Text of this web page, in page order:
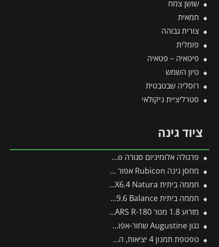
שושן צמח
חמאית
צורית גבוהה
פומלית
פיטאיה – פטאיה
טיון השמש
רוסליה שבטבטית
סטרליציית ניקולאי
ציוד גינה
פרגולה אלומיניום סגורה SanRemo לבנה 3X5.6 קירוי לבן מבית Canopia
מחסן גינה Rubicon אפור כהה 1.9X3 מבית פלרם – קנופיה
חממה ביתית 2.4X6.4 Natura מעץ ארז מבית פלרם – Canopia
חממה ביתית 3X9.6 Balance מבית פלרם – Canopia
מזרוע 1.8 מטר ARS R-180 -תבור
גגון Augustine שחור-אפור 2.2*0.9 מבית פלרם – Canopia
טפטפת תמנון 4 יציאות, השקייה מווסתת + טפטפת 8 ליטר לשעה